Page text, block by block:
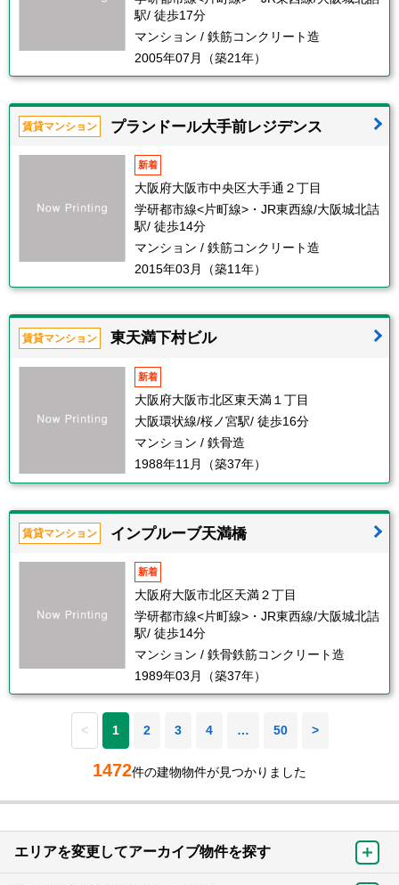
駅/ 徒歩17分
マンション / 鉄筋コンクリート造
2005年07月（築21年）
賃貸マンション プランドール大手前レジデンス
新着
大阪府大阪市中央区大手通２丁目
学研都市線<片町線>・JR東西線/大阪城北詰
駅/ 徒歩14分
マンション / 鉄筋コンクリート造
2015年03月（築11年）
賃貸マンション 東天満下村ビル
新着
大阪府大阪市北区東天満１丁目
大阪環状線/桜ノ宮駅/ 徒歩16分
マンション / 鉄骨造
1988年11月（築37年）
賃貸マンション インプルーブ天満橋
新着
大阪府大阪市北区天満２丁目
学研都市線<片町線>・JR東西線/大阪城北詰
駅/ 徒歩14分
マンション / 鉄骨鉄筋コンクリート造
1989年03月（築37年）
< 1 2 3 4 … 50 >
1472件の建物物件が見つかりました
エリアを変更してアーカイブ物件を探す